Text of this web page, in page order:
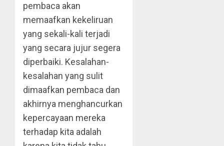
pembaca akan
memaafkan kekeliruan
yang sekali-kali terjadi
yang secara jujur segera
diperbaiki. Kesalahan-
kesalahan yang sulit
dimaafkan pembaca dan
akhirnya menghancurkan
kepercayaan mereka
terhadap kita adalah